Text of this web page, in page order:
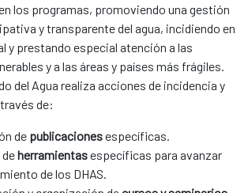
los programas, promoviendo una gestión
y transparente del agua, incidiendo en
y prestando especial atención a las
y a las áreas y países más frágiles.
del Agua realiza acciones de incidencia y
de:
de publicacionesespecíficas.
herramientasespecíficas para avanzar
de los DHAS.